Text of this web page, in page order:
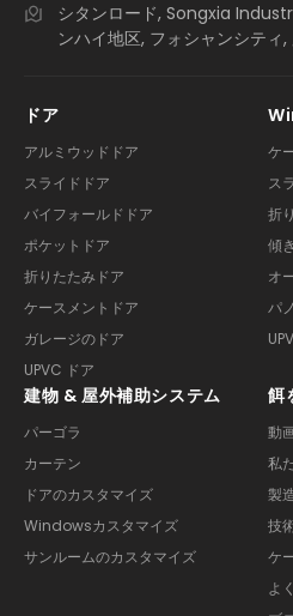
シタンロード, Songxia
ンハイ地区, フォシャンシティ,
ドア
アルミウッドドア
スライドドア
バイフォールドドア
ポケットドア
折りたたみドア
ケースメントドア
ガレージのドア
UPVC ドア
ケ
ス
折
傾
オ
パ
建物 & 屋外補助システム
パーゴラ
カーテン
ドアのカスタマイズ
Windowsカスタマイズ
サンルームのカスタマイズ
餌
動
私
製
技
ケ
よ